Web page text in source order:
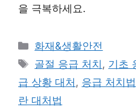
을 극복하세요.
카
테
리
화재&생활안전
태
그
골절 응급 처치 , 기초
급 상황 대처 , 응급 처치법
란 대처법